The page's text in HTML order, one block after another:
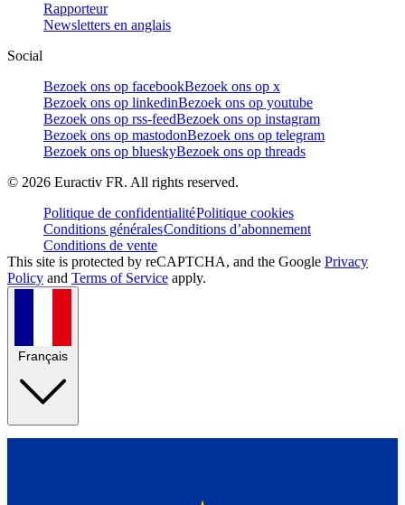
Rapporteur
Newsletters en anglais
Social
Bezoek ons op facebookBezoek ons op x
Bezoek ons op linkedinBezoek ons op youtube
Bezoek ons op rss-feedBezoek ons op instagram
Bezoek ons op mastodonBezoek ons op telegram
Bezoek ons op blueskyBezoek ons op threads
© 2026 Euractiv FR. All rights reserved.
Politique de confidentialitéPolitique cookies
Conditions généralesConditions d’abonnement
Conditions de vente
This site is protected by reCAPTCHA, and the Google Privacy
Policy and Terms of Service apply.
Français